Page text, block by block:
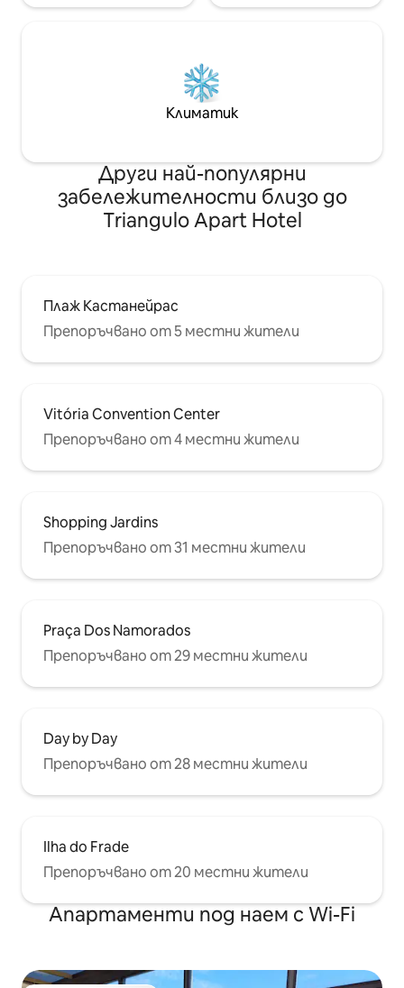
Климатик
Други най-популярни
забележителности близо до
Triangulo Apart Hotel
Плаж Кастанейрас
Препоръчвано от 5 местни жители
Vitória Convention Center
Препоръчвано от 4 местни жители
Shopping Jardins
Препоръчвано от 31 местни жители
Praça Dos Namorados
Препоръчвано от 29 местни жители
Day by Day
Препоръчвано от 28 местни жители
Ilha do Frade
Препоръчвано от 20 местни жители
Апартаменти под наем с Wi-Fi